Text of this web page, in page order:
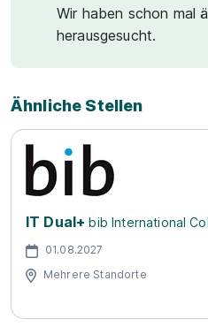
Wir haben schon mal
herausgesucht.
Ähnliche Stellen
IT Dual+ bib International
01.08.2027
Mehrere Standorte